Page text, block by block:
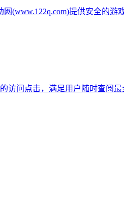
(www.122q.com)提供安全的
问点击，满足用户随时查阅